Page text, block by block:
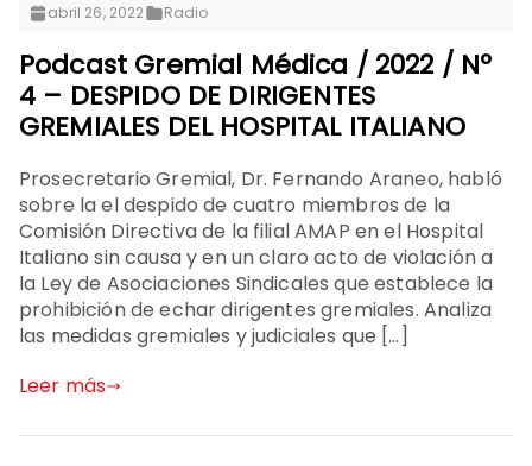
abril 26, 2022 Radio
Podcast Gremial Médica / 2022 / Nº
4 – DESPIDO DE DIRIGENTES
GREMIALES DEL HOSPITAL ITALIANO
Prosecretario Gremial, Dr. Fernando Araneo, habló
sobre la el despido de cuatro miembros de la
Comisión Directiva de la filial AMAP en el Hospital
Italiano sin causa y en un claro acto de violación a
la Ley de Asociaciones Sindicales que establece la
prohibición de echar dirigentes gremiales. Analiza
las medidas gremiales y judiciales que […]
Leer más